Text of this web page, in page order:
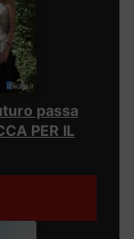
passa
PER IL